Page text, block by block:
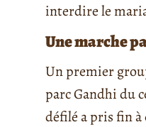
interdire le
Une marche
Un premier
parc Gandhi du
défilé a pris fin à